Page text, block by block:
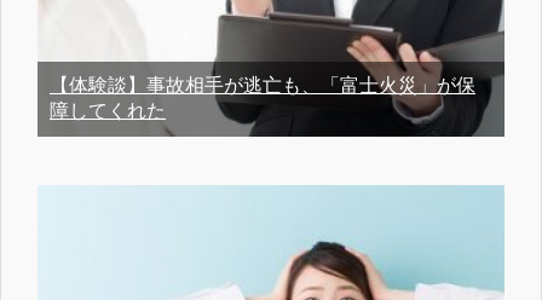
【体験談】事故相手が逃亡も、「富士火災」が保
障してくれた